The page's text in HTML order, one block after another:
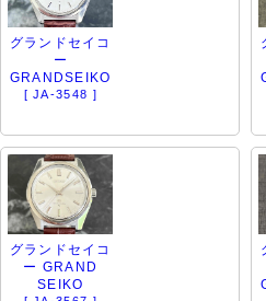
グランドセイコ
ー
GRANDSEIKO
[ JA-3548 ]
グランドセイコ
ー GRAND
SEIKO